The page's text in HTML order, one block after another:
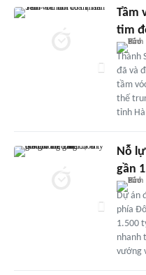
Tầm
tim
Thành
đã và
tầm
thế
tỉnh
Nỗ
gần
Dự án
phía
1.500
nhanh
vướng